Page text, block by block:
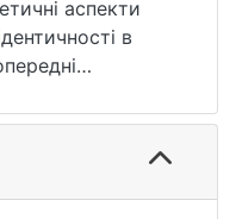
аспекти
в
рабства як